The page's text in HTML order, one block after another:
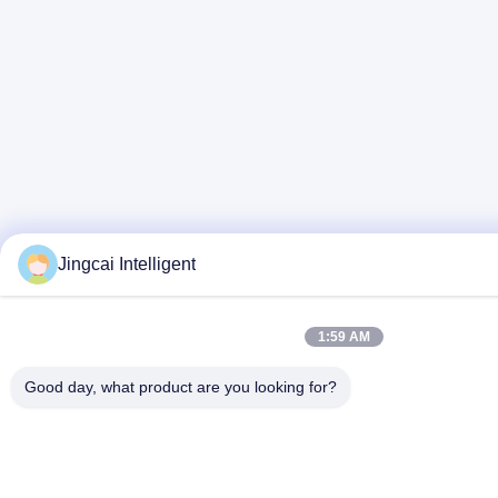
Jingcai Intelligent
1:59 AM
Good day, what product are you looking for?